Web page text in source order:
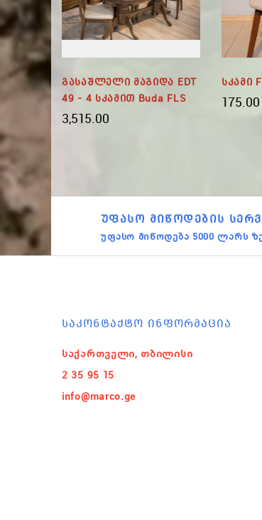
EDT
Გასაშლელი Მაგიდა EDT
49 - 4 Სკამით Buda FLS
3,515.00
Სკამი
175.00
ᲣᲤᲐᲡᲝ ᲛᲘᲬᲝᲓᲔᲑᲘᲡ
უფასო მიწოდება 5000 ლარს
ᲡᲐᲙᲝᲜᲢᲐᲥᲢᲝ ᲘᲜᲤᲝᲠᲛᲐᲪᲘᲐ
საქართველი, თბილისი
2 35 95 15
info@marco.ge